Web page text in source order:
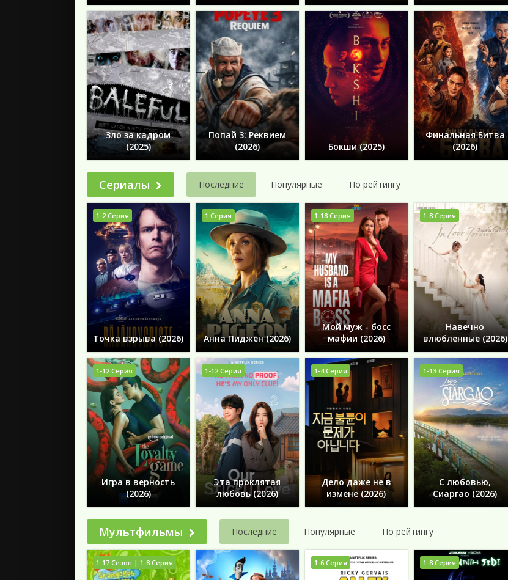
Зло за кадром
(2025)
Попай 3: Реквием
(2026)
Бокши (2025)
Финальная Битва
(2026)
Сериалы Последние Популярные По рейтингу
Точка взрыва (2026)
1-2 Серия
Анна Пиджен (2026)
1 Серия
Мой муж - босс
мафии (2026)
1-18 Серия
Навечно
влюбленные (2026)
1-8 Серия
Игра в верность
(2026)
1-12 Серия
Эта проклятая
любовь (2026)
1-12 Серия
Дело даже не в
измене (2026)
1-4 Серия
С любовью,
Сиаргао (2026)
1-13 Серия
Мультфильмы Последние Популярные По рейтингу
1-17 Сезон | 1-8 Серия 1-6 Серия 1-8 Серия